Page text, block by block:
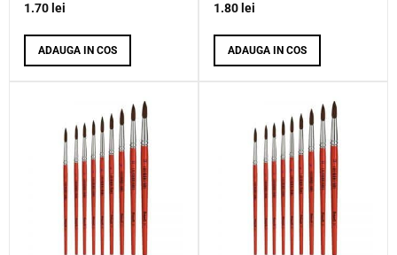
1.70 lei
ADAUGA IN COS
1.80 lei
ADAUGA IN COS